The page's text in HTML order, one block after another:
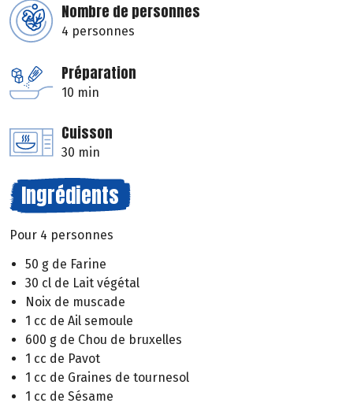
Nombre de personnes
4 personnes
Préparation
10 min
Cuisson
30 min
Ingrédients
Pour 4 personnes
50 g de Farine
30 cl de Lait végétal
Noix de muscade
1 cc de Ail semoule
600 g de Chou de bruxelles
1 cc de Pavot
1 cc de Graines de tournesol
1 cc de Sésame